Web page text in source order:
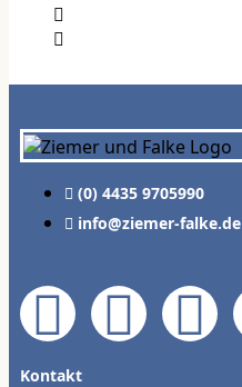
(0) 4435 9705990
info@ziemer-falke.de
Kontakt